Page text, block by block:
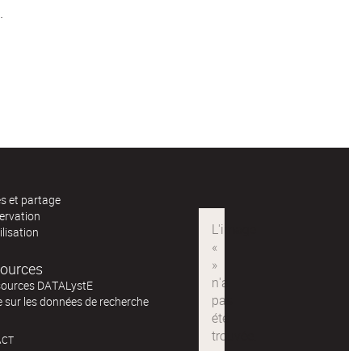
et partage
DATALystE
sur les données de recherche